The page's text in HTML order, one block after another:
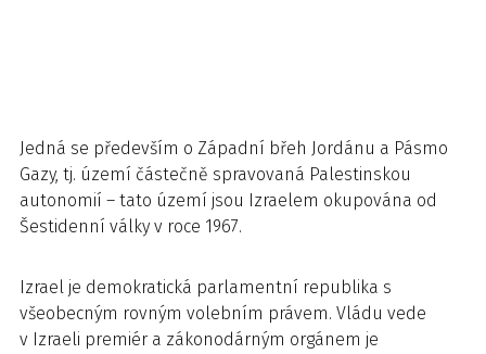
Jedná se především o Západní břeh Jordánu a Pásmo
Gazy, tj. území částečně spravovaná Palestinskou
autonomií – tato území jsou Izraelem okupována od
Šestidenní války v roce 1967.
Izrael je demokratická parlamentní republika s
všeobecným rovným volebním právem. Vládu vede
v Izraeli premiér a zákonodárným orgánem je